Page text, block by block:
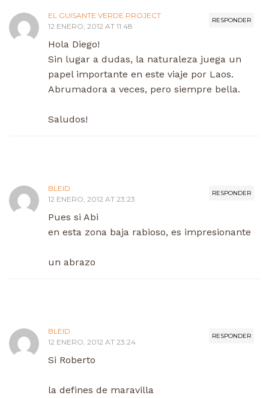
RESPONDER
EL GUISANTE VERDE PROJECT
12 ENERO, 2012 AT 11:48
Hola Diego!
Sin lugar a dudas, la naturaleza juega un
papel importante en este viaje por Laos.
Abrumadora a veces, pero siempre bella.
Saludos!
RESPONDER
BLEID
12 ENERO, 2012 AT 23:23
Pues si Abi
en esta zona baja rabioso, es impresionante
un abrazo
RESPONDER
BLEID
12 ENERO, 2012 AT 23:24
Si Roberto
la defines de maravilla